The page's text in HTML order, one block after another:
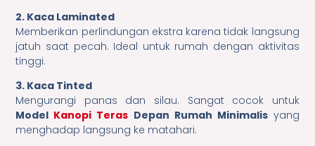
2. Kaca Laminated
Memberikan perlindungan ekstra karena tidak langsung
jatuh saat pecah. Ideal untuk rumah dengan aktivitas
tinggi.
3. Kaca Tinted
Mengurangi panas dan silau. Sangat cocok untuk
Model Kanopi Teras Depan Rumah Minimalisyang
menghadap langsung ke matahari.